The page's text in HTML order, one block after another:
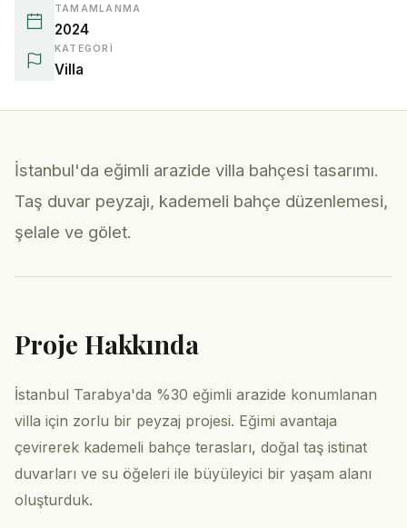
TAMAMLANMA
2024
KATEGORI
Villa
İstanbul'da eğimli arazide villa bahçesi tasarımı.
Taş duvar peyzajı, kademeli bahçe düzenlemesi,
şelale ve gölet.
Proje Hakkında
İstanbul Tarabya'da %30 eğimli arazide konumlanan
villa için zorlu bir peyzaj projesi. Eğimi avantaja
çevirerek kademeli bahçe terasları, doğal taş istinat
duvarları ve su öğeleri ile büyüleyici bir yaşam alanı
oluşturduk.